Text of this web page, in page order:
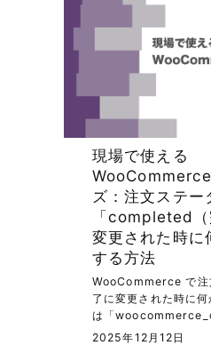
現場で使える
ズ：注文ステー
「completed
変更された時に
する方法
WooCommerce で注
了に変更された時に
は「
2025年12月12日